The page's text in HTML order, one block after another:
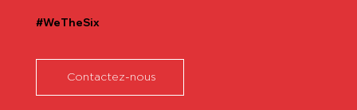
#WeTheSix
Contactez-nous